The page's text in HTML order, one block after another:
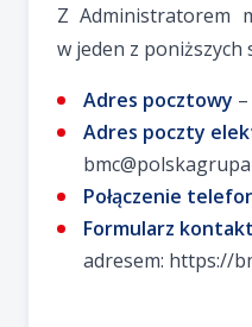
Z Administratorem
w jeden z poniższych
Adres pocztowy
Adres poczty
Połączenie
Formularz
adresem: https://